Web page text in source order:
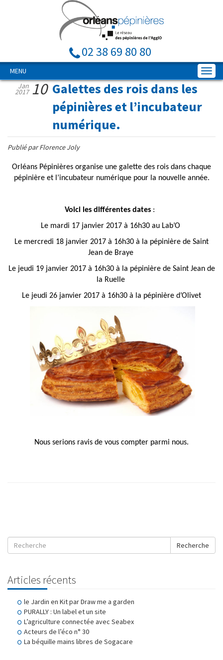
02 38 69 80 80
MENU
Galettes des rois dans les
pépinières et l’incubateur
numérique.
Jan
2017 10
Publié par Florence Joly
Orléans Pépinières organise une galette des rois dans chaque
pépinière et l’incubateur numérique pour la nouvelle année.
Voici les différentes dates:
Le mardi 17 janvier 2017 à 16h30 au Lab’O
Le mercredi 18 janvier 2017 à 16h30 à la pépinière de Saint
Jean de Braye
Le jeudi 19 janvier 2017 à 16h30 à la pépinière de Saint Jean de
la Ruelle
Le jeudi 26 janvier 2017 à 16h30 à la pépinière d’Olivet
Nous serions ravis de vous compter parmi nous.
Recherche
Articles récents
le Jardin en Kit par Draw me a garden
PURALLY : Un label et un site
L’agriculture connectée avec Seabex
Acteurs de l’éco n° 30
La béquille mains libres de Sogacare